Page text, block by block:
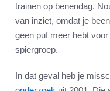
trainen op benendag.
van inziet, omdat je
geen puf meer hebt
spiergroep.
In dat geval heb je